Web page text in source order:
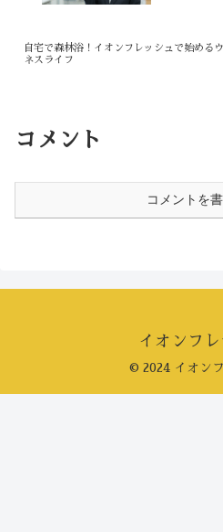
自宅で森林浴！イオンフレッシュで始める
ネスライフ
コメント
コメントを
イオンフレ
© 2024 イオン